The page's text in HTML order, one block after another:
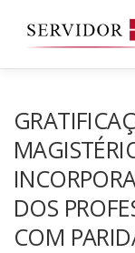
para
DOS
COM